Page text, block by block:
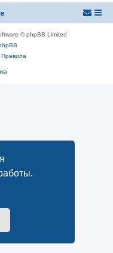
© phpBB Limited
Правила